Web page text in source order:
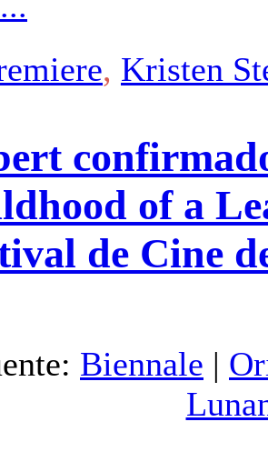
, Kristen
of a
de Cine
Biennale |